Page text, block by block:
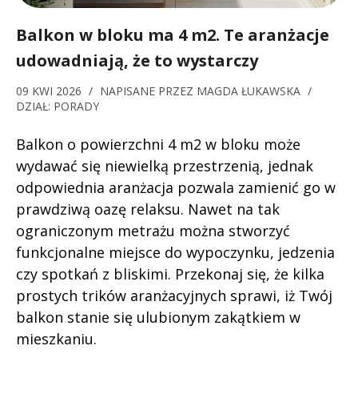
Balkon w bloku ma 4 m2. Te aranżacje
udowadniają, że to wystarczy
09 KWI 2026 / NAPISANE PRZEZ MAGDA ŁUKAWSKA /
DZIAŁ: PORADY
Balkon o powierzchni 4 m2 w bloku może
wydawać się niewielką przestrzenią, jednak
odpowiednia aranżacja pozwala zamienić go w
prawdziwą oazę relaksu. Nawet na tak
ograniczonym metrażu można stworzyć
funkcjonalne miejsce do wypoczynku, jedzenia
czy spotkań z bliskimi. Przekonaj się, że kilka
prostych trików aranżacyjnych sprawi, iż Twój
balkon stanie się ulubionym zakątkiem w
mieszkaniu.